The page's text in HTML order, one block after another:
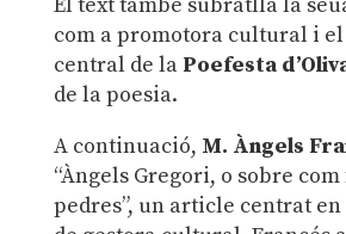
com a promotora cultural i
central de laPoefesta
de la poesia.
A continuació, M. Àngels
“Àngels Gregori, o sobre
pedres”, un article centrat